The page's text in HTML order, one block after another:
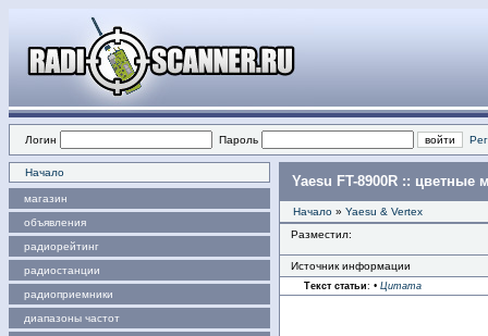
Логин Пароль
Начало
магазин
объявления
радиорейтинг
радиостанции
радиоприемники
диапазоны частот
Yaesu FT-8900R :: цветные
Начало » Yaesu & Vertex
Разместил:
Источник информации
Текст статьи: • Цитата